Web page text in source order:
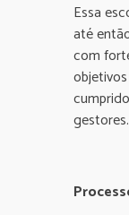
Essa
até
com
gestores.